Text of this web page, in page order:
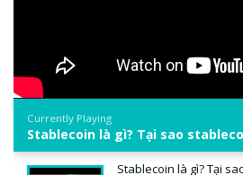
Currently Playing
Stablecoin là gì? Tại